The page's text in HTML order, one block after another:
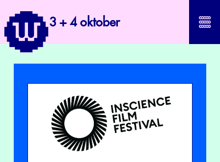
3 + 4 oktober